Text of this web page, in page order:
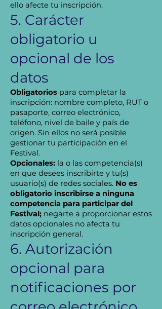
ello afecte tu inscripción.
5. Carácter
obligatorio u
opcional de los
datos
Obligatorios para completar la
inscripción: nombre completo, RUT o
pasaporte, correo electrónico,
teléfono, nivel de baile y país de
origen. Sin ellos no será posible
gestionar tu participación en el
Festival.
Opcionales: la o las competencia(s)
en que desees inscribirte y tu(s)
usuario(s) de redes sociales. No es
obligatorio inscribirse a ninguna
competencia para participar del
Festival; negarte a proporcionar estos
datos opcionales no afecta tu
inscripción general.
6. Autorización
opcional para
notificaciones por